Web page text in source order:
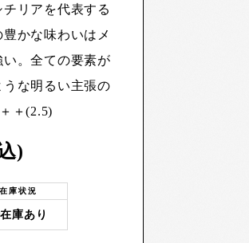
リアを代表する
かな味わいはメ
。全ての要素が
な明るい主張の
＋(2.5)
)
在庫状況
庫あり